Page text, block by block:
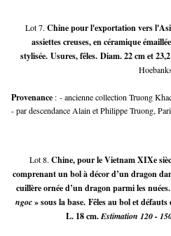
Lot 7. Chine pour l'exportation vers
assiettes creuses, en céramique
stylisée. Usures, fêles. Diam. 22 cm et
Provenance : - ancienne collection Truong
- par descendance Alain et Philippe Truong,
Lot 8. Chine, pour le Vietnam XIXe
comprenant un bol à décor d’un dragon
cuillère ornée d’un dragon parmi les nuées.
ngoc» sous la base. Fêles au bol et
L. 18 cm.Estimation 120 -